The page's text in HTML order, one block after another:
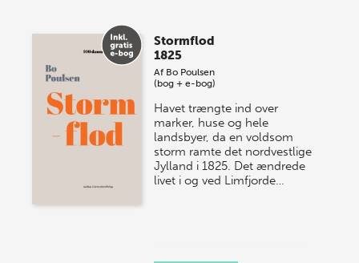
Stormflod
1825
Af Bo Poulsen
(bog + e-bog)
Havet trængte ind over
marker, huse og hele
landsbyer, da en voldsom
storm ramte det nordvestlige
Jylland i 1825. Det ændrede
livet i og ved Limfjorde…